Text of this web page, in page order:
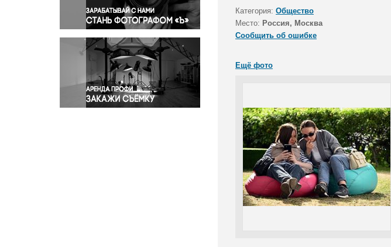
Происшествия и конфликты
Религия
Светская жизнь
Спорт
Экология
Экономика и бизнес
Категория: Общество
Место: Россия, Москва
Сообщить об ошибке
Ещё фото